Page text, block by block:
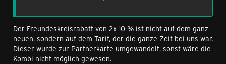
Der Freundeskreisrabatt von 2x 10 % ist nicht auf dem ganz
neuen, sondern auf dem Tarif, der die ganze Zeit bei uns war.
Dieser wurde zur Partnerkarte umgewandelt, sonst wäre die
Kombi nicht möglich gewesen.